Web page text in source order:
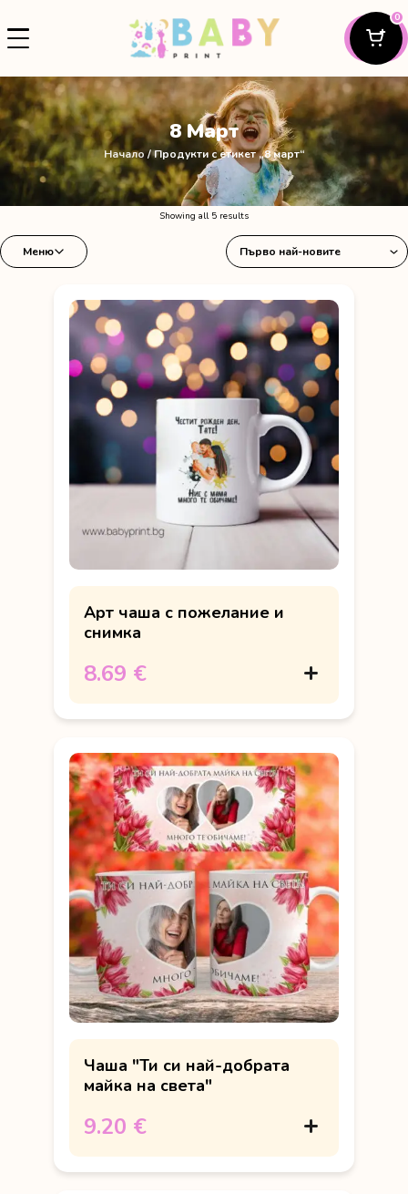
0
8 Март
Начало/ Продукти с етикет „8 март“
Showing all 5 resultsSorted
by
latest
Меню
Арт чаша с пожелание и
снимка
8.69 €
Чаша "Ти си най-добрата
майка на света"
9.20 €